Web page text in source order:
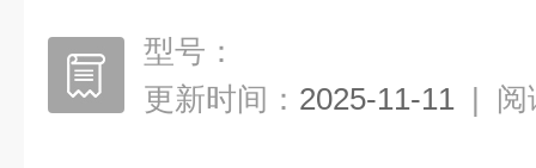
型号：
更新时间： 2025-11-11 | 阅